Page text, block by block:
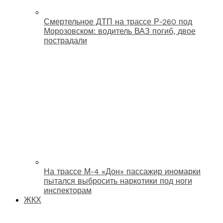
Смертельное ДТП на трассе Р-260 под
Морозовском: водитель ВАЗ погиб, двое
пострадали
На трассе М-4 «Дон» пассажир иномарки
пытался выбросить наркотики под ноги
инспекторам
ЖКХ